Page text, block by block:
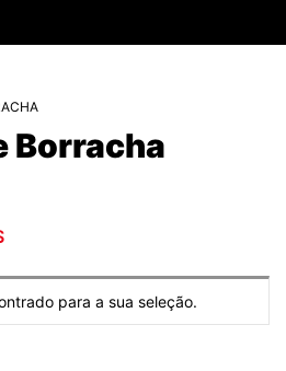
Borracha
para a sua seleção.